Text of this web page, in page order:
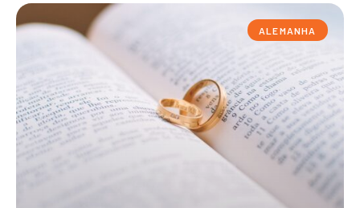
ALEMANHA